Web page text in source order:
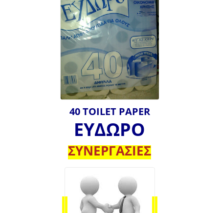
40 TOILET PAPER
ΕΥΔΩΡΟ
ΣΥΝΕΡΓΑΣΙΕΣ